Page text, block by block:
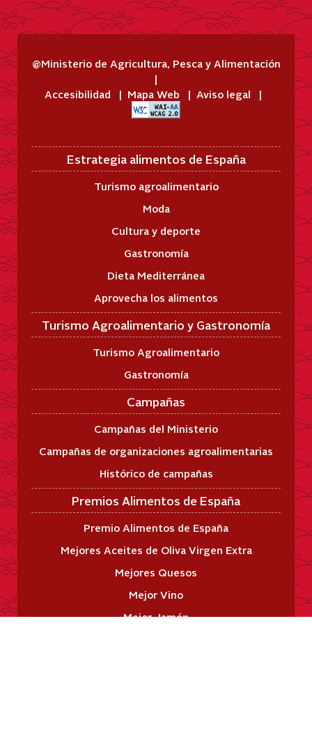
@Ministerio de Agricultura, Pesca y Alimentación
Accesibilidad Mapa Web Aviso legal
Estrategia alimentos de España
Turismo agroalimentario
Moda
Cultura y deporte
Gastronomía
Dieta Mediterránea
Aprovecha los alimentos
Turismo Agroalimentario y Gastronomía
Turismo Agroalimentario
Gastronomía
Campañas
Campañas del Ministerio
Campañas de organizaciones agroalimentarias
Histórico de campañas
Premios Alimentos de España
Premio Alimentos de España
Mejores Aceites de Oliva Virgen Extra
Mejores Quesos
Mejor Vino
Mejor Jamón